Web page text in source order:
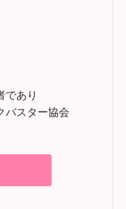
であり
バスター協会